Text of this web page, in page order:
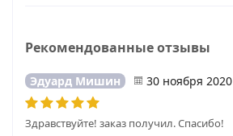
Рекомендованные отзывы
Эдуард Мишин 30 ноября 2020
Здравствуйте! заказ получил. Спасибо!